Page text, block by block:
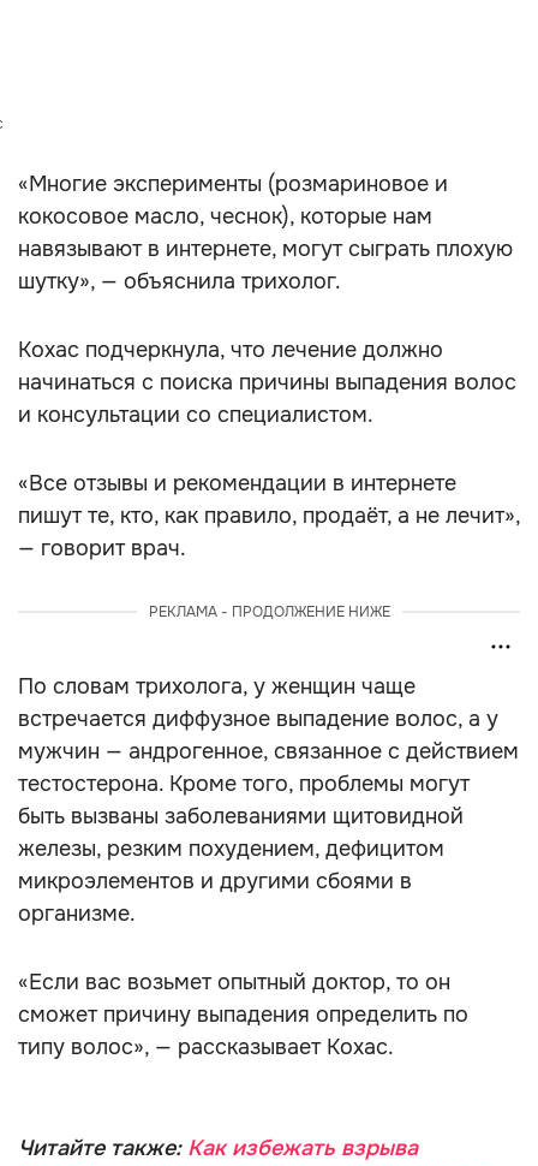
«Многие эксперименты (розмариновое и
кокосовое масло, чеснок), которые нам
навязывают в интернете, могут сыграть плохую
шутку», — объяснила трихолог.
Кохас подчеркнула, что лечение должно
начинаться с поиска причины выпадения волос
и консультации со специалистом.
«Все отзывы и рекомендации в интернете
пишут те, кто, как правило, продаёт, а не лечит»,
— говорит врач.
РЕКЛАМА - ПРОДОЛЖЕНИЕ НИЖЕ
По словам трихолога, у женщин чаще
встречается диффузное выпадение волос, а у
мужчин — андрогенное, связанное с действием
тестостерона. Кроме того, проблемы могут
быть вызваны заболеваниями щитовидной
железы, резким похудением, дефицитом
микроэлементов и другими сбоями в
организме.
«Если вас возьмет опытный доктор, то он
сможет причину выпадения определить по
типу волос», — рассказывает Кохас.
Читайте также: Как избежать взрыва